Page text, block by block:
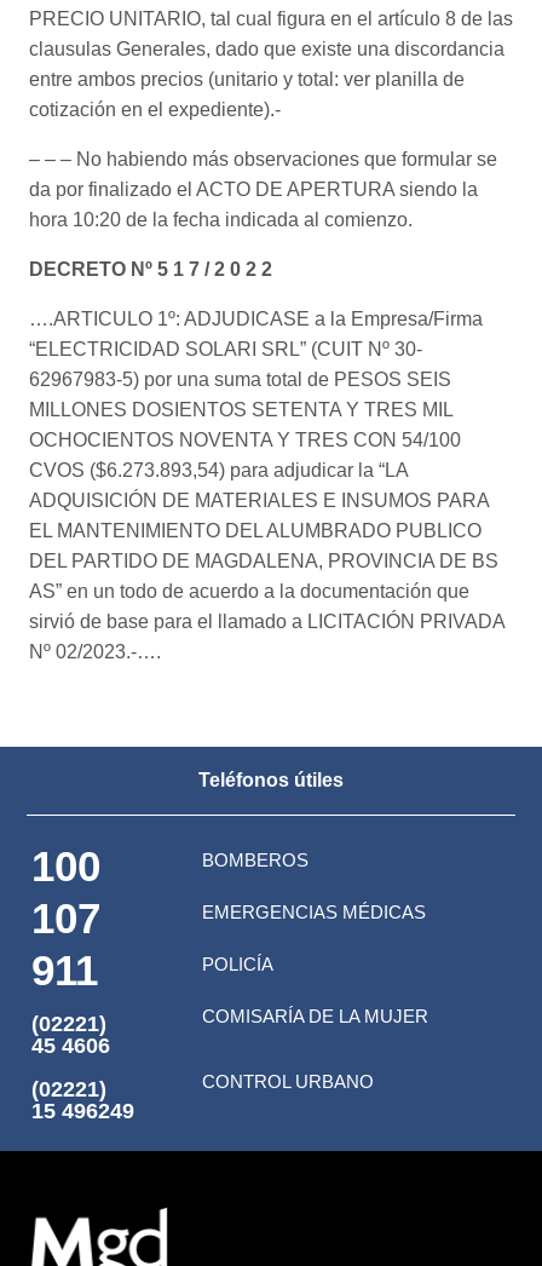
PRECIO UNITARIO, tal cual figura en el artículo 8 de las
clausulas Generales, dado que existe una discordancia
entre ambos precios (unitario y total: ver planilla de
cotización en el expediente).-
– – – No habiendo más observaciones que formular se
da por finalizado el ACTO DE APERTURA siendo la
hora 10:20 de la fecha indicada al comienzo.
DECRETO Nº 5 1 7 / 2 0 2 2
….ARTICULO 1º: ADJUDICASE a la Empresa/Firma
“ELECTRICIDAD SOLARI SRL” (CUIT Nº 30-
62967983-5) por una suma total de PESOS SEIS
MILLONES DOSIENTOS SETENTA Y TRES MIL
OCHOCIENTOS NOVENTA Y TRES CON 54/100
CVOS ($6.273.893,54) para adjudicar la “LA
ADQUISICIÓN DE MATERIALES E INSUMOS PARA
EL MANTENIMIENTO DEL ALUMBRADO PUBLICO
DEL PARTIDO DE MAGDALENA, PROVINCIA DE BS
AS” en un todo de acuerdo a la documentación que
sirvió de base para el llamado a LICITACIÓN PRIVADA
Nº 02/2023.-….
Teléfonos útiles
100 BOMBEROS
107 EMERGENCIAS MÉDICAS
911 POLICÍA
(02221)
45 4606
COMISARÍA DE LA MUJER
(02221)
15 496249
CONTROL URBANO